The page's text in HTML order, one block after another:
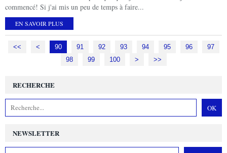
commencé! Si j'ai mis un peu de temps à faire...
EN SAVOIR PLUS
<< < 10
20
30
40
50
60
70
80
90 91 92 93 94 95 96
97
98
99 100 200
> >>
NEWSLETTER
RECHERCHE